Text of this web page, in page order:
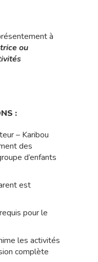
à
ou
:
– Karibou
des
d’enfants
est
pour le
les activités
complète